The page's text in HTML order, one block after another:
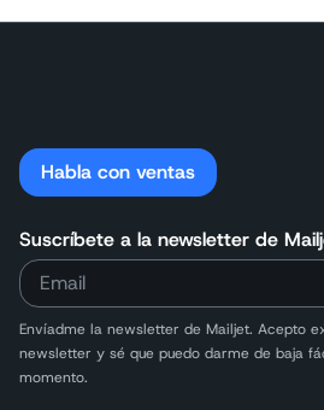
Habla con ventas
Suscríbete a la newsletter de
Envíadme la newsletter de Mailjet. Acepto
newsletter y sé que puedo darme de baja
momento.